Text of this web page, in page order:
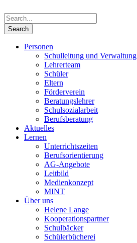
Personen
Schulleitung und Verwaltung
Lehrerteam
Schüler
Eltern
Förderverein
Beratungslehrer
Schulsozialarbeit
Berufsberatung
Aktuelles
Lernen
Unterrichtszeiten
Berufsorientierung
AG-Angebote
Leitbild
Medienkonzept
MINT
Über uns
Helene Lange
Kooperationspartner
Schulbäcker
Schülerbücherei